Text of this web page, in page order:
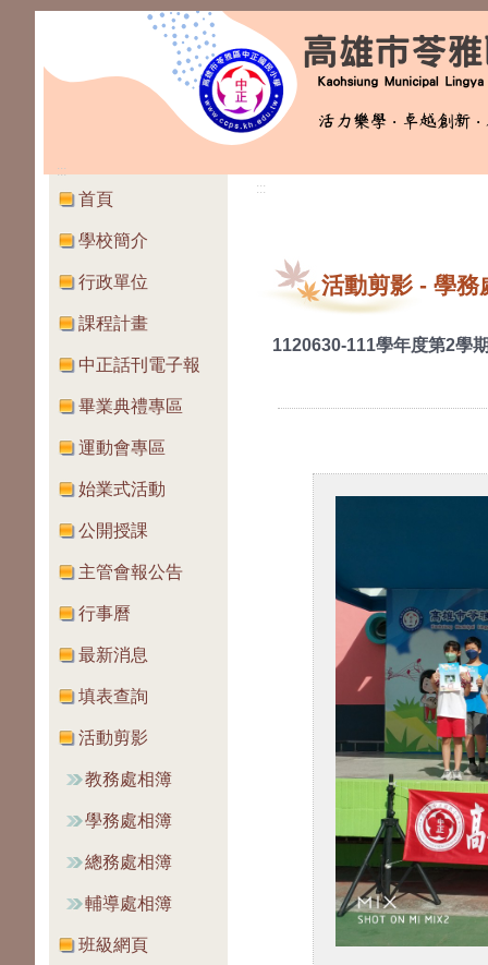
:::
首頁
學校簡介
行政單位
課程計畫
中正話刊電子報
畢業典禮專區
運動會專區
始業式活動
公開授課
主管會報公告
行事曆
最新消息
填表查詢
活動剪影
教務處相簿
學務處相簿
總務處相簿
輔導處相簿
班級網頁
:::
活動剪影 - 學務
1120630-111學年度第2學